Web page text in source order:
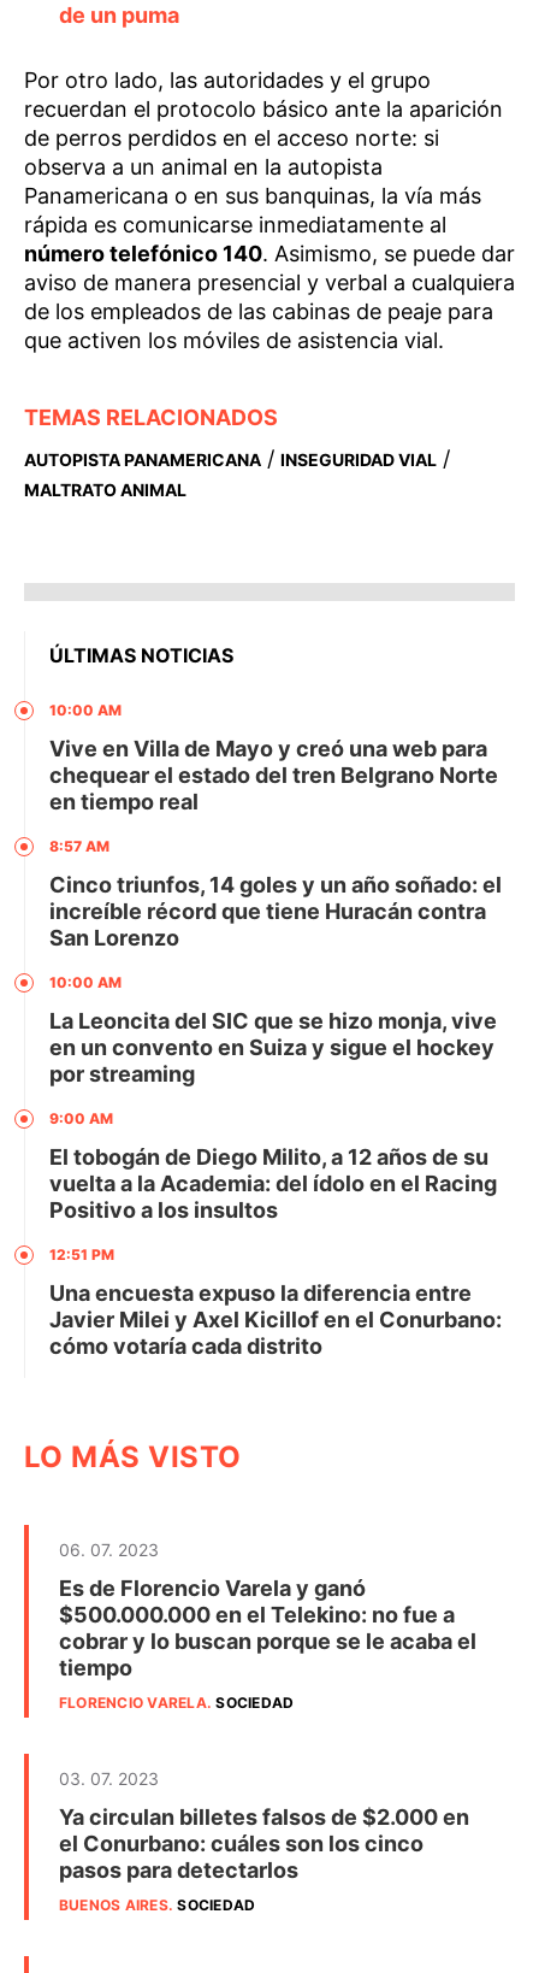
de un puma
Por otro lado, las autoridades y el grupo
recuerdan el protocolo básico ante la aparición
de perros perdidos en el acceso norte: si
observa a un animal en la autopista
Panamericana o en sus banquinas, la vía más
rápida es comunicarse inmediatamente al
número telefónico 140. Asimismo, se puede dar
aviso de manera presencial y verbal a cualquiera
de los empleados de las cabinas de peaje para
que activen los móviles de asistencia vial.
TEMAS RELACIONADOS
AUTOPISTA PANAMERICANA / INSEGURIDAD VIAL /
MALTRATO ANIMAL
ÚLTIMAS NOTICIAS
10:00 AM
Vive en Villa de Mayo y creó una web para
chequear el estado del tren Belgrano Norte
en tiempo real
8:57 AM
Cinco triunfos, 14 goles y un año soñado: el
increíble récord que tiene Huracán contra
San Lorenzo
10:00 AM
La Leoncita del SIC que se hizo monja, vive
en un convento en Suiza y sigue el hockey
por streaming
9:00 AM
El tobogán de Diego Milito, a 12 años de su
vuelta a la Academia: del ídolo en el Racing
Positivo a los insultos
12:51 PM
Una encuesta expuso la diferencia entre
Javier Milei y Axel Kicillof en el Conurbano:
cómo votaría cada distrito
LO MÁS VISTO
06. 07. 2023
Es de Florencio Varela y ganó
$500.000.000 en el Telekino: no fue a
cobrar y lo buscan porque se le acaba el
tiempo
FLORENCIO VARELA.SOCIEDAD
03. 07. 2023
Ya circulan billetes falsos de $2.000 en
el Conurbano: cuáles son los cinco
pasos para detectarlos
BUENOS AIRES.SOCIEDAD